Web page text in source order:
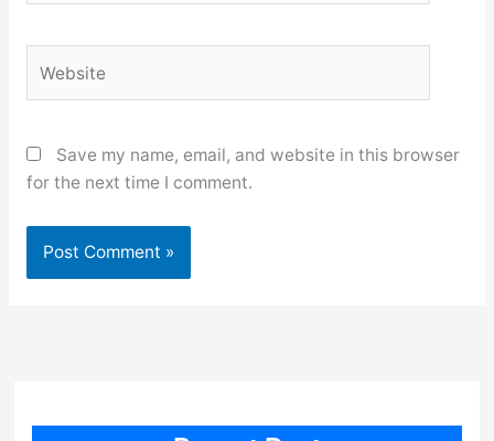
Save my name, email, and website in this browser
for the next time I comment.